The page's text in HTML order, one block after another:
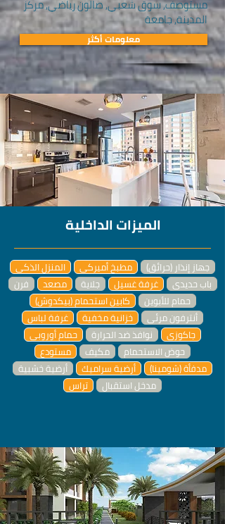
مستوصف, سوق شعبي, صالون رياضي, مركز
المدينة, جامعة
معلومات أكثر
الميزات الداخلية
المنزل الذكي مطبخ أميركي
جهاز إنذار (حرائق)
فرن
مصعد جلاية غرفة غسيل
باب حديدي
كابين استحمام (بيكدوش)
حمام للأبوين
غرفة لباس
خزانية مخفية
أنترفون مرئي
حمام أوروبي
نوافذ ضد الحرارة
جاكوزي
مستودع
مكيف
حوض الاستحمام
أرضية خشبية
أرضية سراميك
مدفأة (شومينا)
تراس
مدخل استقبال